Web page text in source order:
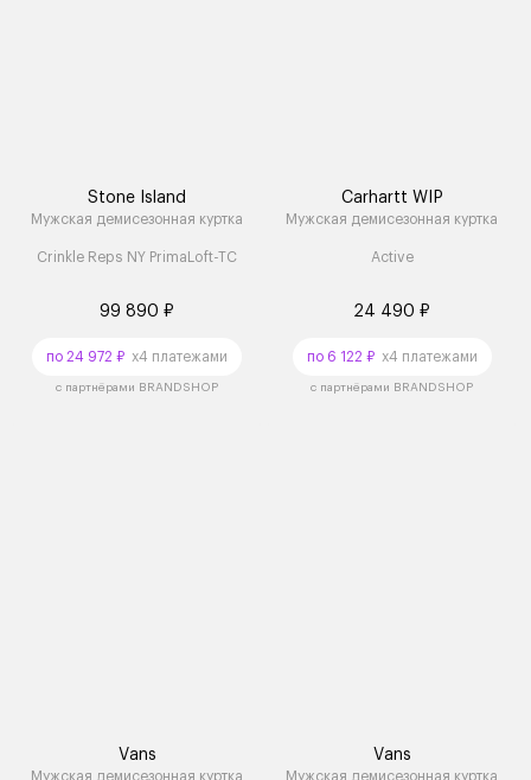
Stone Island
Мужская демисезонная куртка
Crinkle Reps NY PrimaLoft-TC
99 890 ₽
по 24 972 ₽ x4 платежами
с партнёрами BRANDSHOP
Carhartt WIP
Мужская демисезонная куртка
Active
24 490 ₽
по 6 122 ₽x4 платежами
с партнёрами BRANDSHOP
Vans
Мужская демисезонная куртка
Vans
Мужская демисезонная куртка